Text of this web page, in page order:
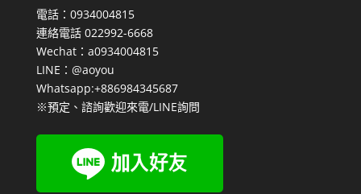
電話：0934004815
連絡電話 022992-6668
Wechat：a0934004815
LINE：@aoyou
Whatsapp:+886984345687
※預定、諮詢歡迎來電/LINE詢問